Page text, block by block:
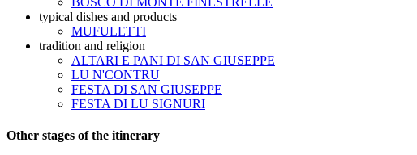
typical dishes and products
MUFULETTI
tradition and religion
ALTARI E PANI DI SAN GIUSEPPE
LU N'CONTRU
FESTA DI SAN GIUSEPPE
FESTA DI LU SIGNURI
Other stages of the itinerary